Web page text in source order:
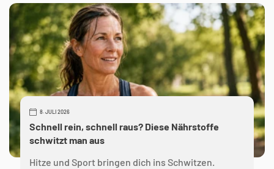
8. JULI 2026
Schnell rein, schnell raus? Diese Nährstoffe
schwitzt man aus
Hitze und Sport bringen dich ins Schwitzen.